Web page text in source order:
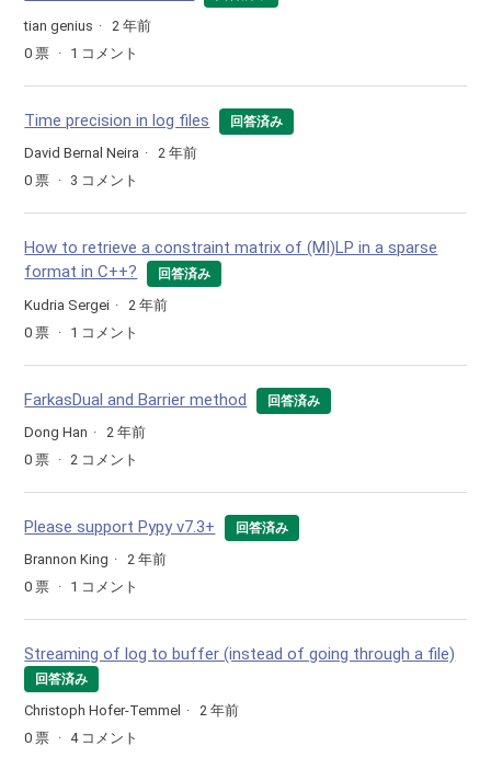
tian genius
2 年前
0 票 1 コメント
Time precision in log files 回答済み
David Bernal Neira
2 年前
0 票 3 コメント
How to retrieve a constraint matrix of (MI)LP in a sparse
format in C++?
回答済み
Kudria Sergei
2 年前
0 票 1 コメント
FarkasDual and Barrier method 回答済み
Dong Han
2 年前
0 票 2 コメント
Please support Pypy v7.3+ 回答済み
Brannon King
2 年前
0 票 1 コメント
Streaming of log to buffer (instead of going through a file)
回答済み
Christoph Hofer-Temmel
2 年前
0 票 4コメント